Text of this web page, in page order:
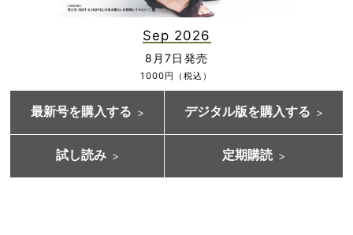
Sep 2026
8月7日発売
1000円（税込）
最新号を購入する デジタル版を購入する
試し読み 定期購読